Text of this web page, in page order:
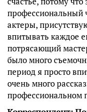
профессиональный
актеры,
впитывать каждое
потрясающий
было много
период я просто
очень много
профессиональном